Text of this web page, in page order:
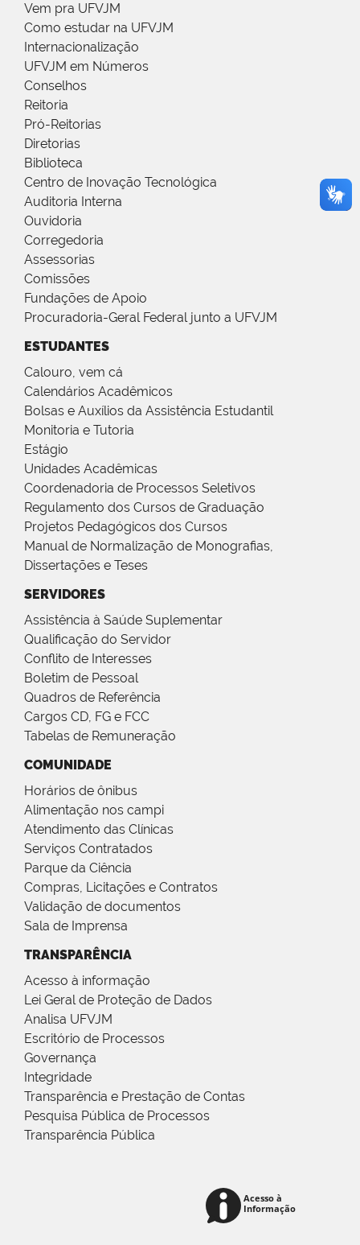
Vem pra UFVJM
Como estudar na UFVJM
Internacionalização
UFVJM em Números
Conselhos
Reitoria
Pró-Reitorias
Diretorias
Biblioteca
Centro de Inovação Tecnológica
Auditoria Interna
Ouvidoria
Corregedoria
Assessorias
Comissões
Fundações de Apoio
Procuradoria-Geral Federal junto a UFVJM
ESTUDANTES
Calouro, vem cá
Calendários Acadêmicos
Bolsas e Auxílios da Assistência Estudantil
Monitoria e Tutoria
Estágio
Unidades Acadêmicas
Coordenadoria de Processos Seletivos
Regulamento dos Cursos de Graduação
Projetos Pedagógicos dos Cursos
Manual de Normalização de Monografias,
Dissertações e Teses
SERVIDORES
Assistência à Saúde Suplementar
Qualificação do Servidor
Conflito de Interesses
Boletim de Pessoal
Quadros de Referência
Cargos CD, FG e FCC
Tabelas de Remuneração
COMUNIDADE
Horários de ônibus
Alimentação nos campi
Atendimento das Clínicas
Serviços Contratados
Parque da Ciência
Compras, Licitações e Contratos
Validação de documentos
Sala de Imprensa
TRANSPARÊNCIA
Acesso à informação
Lei Geral de Proteção de Dados
Analisa UFVJM
Escritório de Processos
Governança
Integridade
Transparência e Prestação de Contas
Pesquisa Pública de Processos
Transparência Pública